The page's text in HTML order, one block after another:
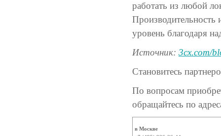
работать из любой
Производительность
уровень благодаря
Источник: 3cx.com/
Становитесь
По вопросам
обращайтесь по
в Москве